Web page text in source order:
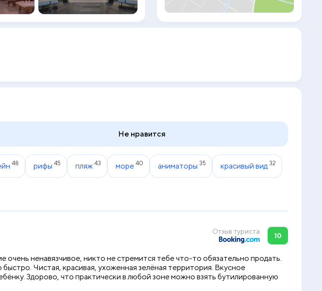
занятия аквааэробикой. Для детей
оборудован отдельный бассейн.
Курортный отель Cleopatra Luxury
Не нравится
48 рифы 45 пляж 43 море 40 аниматоры 35 красивый вид 32
Отзыв туриста
10
ненавязчивое, никто не стремится тебе что-то обязательно продать.
Чистая, красивая, ухоженная зелёная территория. Вкусное
Здорово, что практически в любой зоне можно взять бутилированную